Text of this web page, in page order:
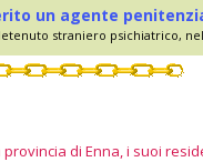
un agente
straniero psichiatrico,
di Enna, i suoi